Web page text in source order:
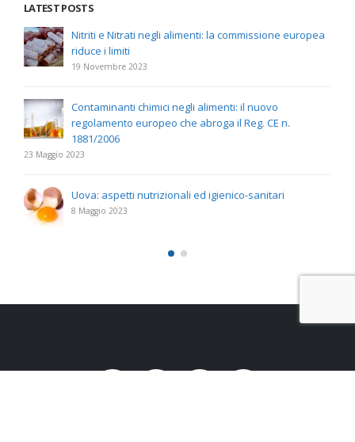
LATEST POSTS
Nitriti e Nitrati negli alimenti: la commissione europea
riduce i limiti
19 Novembre 2023
Contaminanti chimici negli alimenti: il nuovo
regolamento europeo che abroga il Reg. CE n.
1881/2006
23 Maggio 2023
Uova: aspetti nutrizionali ed igienico-sanitari
8 Maggio 2023